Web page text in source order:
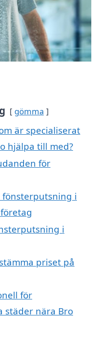
gömma
är specialiserat
hjälpa till med?
för
fönsterputsning i
i
priset på
för
städer nära Bro